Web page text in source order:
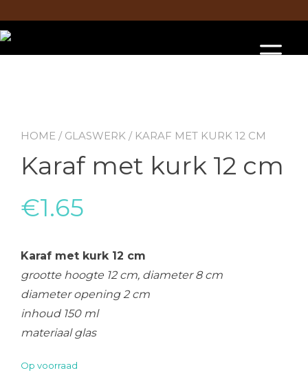
naar
inhoud
HOME / GLASWERK / KARAF MET KURK 12 CM
Karaf met kurk 12 cm
€1.65
Karaf met kurk 12 cm
grootte hoogte 12 cm, diameter 8 cm
diameter opening 2 cm
inhoud 150 ml
materiaal glas
Op voorraad